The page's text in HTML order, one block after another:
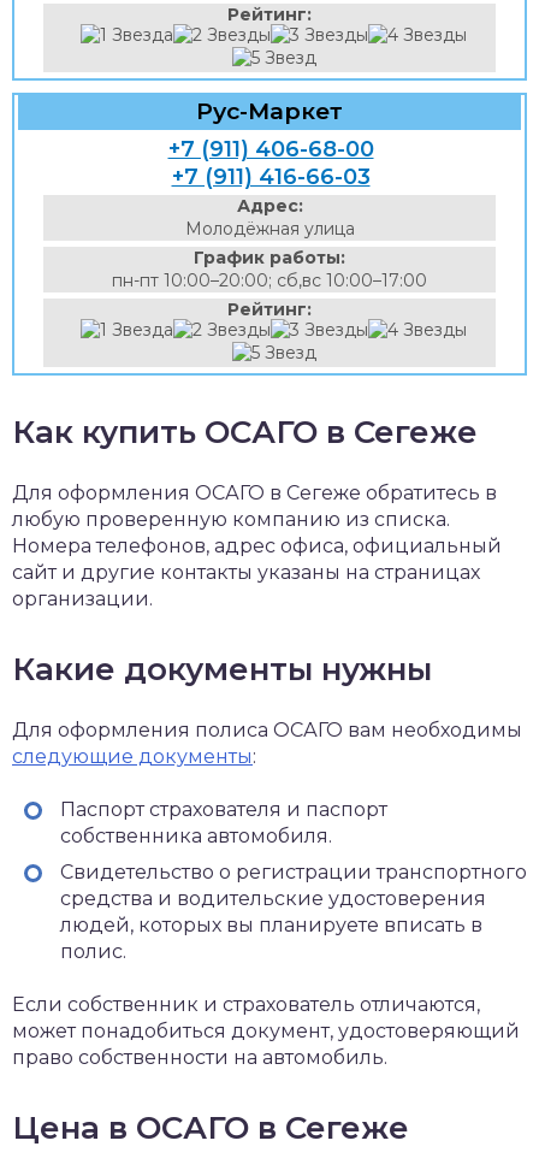
Рейтинг:
Рус-Маркет
+7 (911) 406-68-00
+7 (911) 416-66-03
Адрес:
Молодёжная улица
График работы:
пн-пт 10:00–20:00; сб,вс 10:00–17:00
Рейтинг:
Как купить ОСАГО в Сегеже
Для оформления ОСАГО в Сегеже обратитесь в
любую проверенную компанию из списка.
Номера телефонов, адрес офиса, официальный
сайт и другие контакты указаны на страницах
организации.
Какие документы нужны
Для оформления полиса ОСАГО вам необходимы
следующие документы:
Паспорт страхователя и паспорт
собственника автомобиля.
Свидетельство о регистрации транспортного
средства и водительские удостоверения
людей, которых вы планируете вписать в
полис.
Если собственник и страхователь отличаются,
может понадобиться документ, удостоверяющий
право собственности на автомобиль.
Цена в ОСАГО в Сегеже